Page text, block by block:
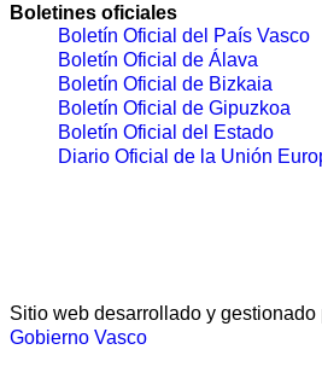
Boletines oficiales
Boletín Oficial del País Vasco
Boletín Oficial de Álava
Boletín Oficial de Bizkaia
Boletín Oficial de Gipuzkoa
Boletín Oficial del Estado
Diario Oficial de la Unión
Sitio web desarrollado y gestionado
Gobierno Vasco